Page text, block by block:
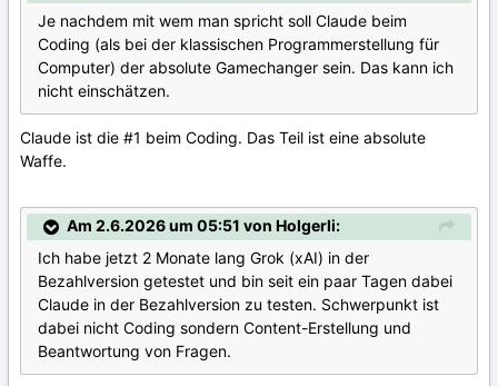
Je nachdem mit wem man spricht soll Claude beim
Coding (als bei der klassischen Programmerstellung für
Computer) der absolute Gamechanger sein. Das kann ich
nicht einschätzen.
Claude ist die #1 beim Coding. Das Teil ist eine absolute
Waffe.
Am 2.6.2026 um 05:51 von Holgerli:
Ich habe jetzt 2 Monate lang Grok (xAI) in der
Bezahlversion getestet und bin seit ein paar Tagen dabei
Claude in der Bezahlversion zu testen. Schwerpunkt ist
dabei nicht Coding sondern Content-Erstellung und
Beantwortung von Fragen.